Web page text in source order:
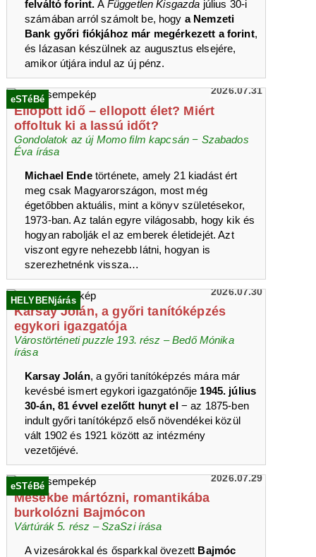
felváltó forint. AFüggetlen Kisgazda július 30-i
számában arról számolt be, hogy a Nemzeti
Bank győri fiókjához már megérkezett a forint,
és lázasan készülnek az augusztus elsejére,
amikor útjára indul az új pénz.
eSTéBé
2026.07.31
Ellopott idő – ellopott élet? Miért
offoltuk ki a lassú időt?
Gondolatok az új Momo film kapcsán − Szabados
Éva írása
Michael Endetörténete, amely 21 kiadást ért
meg csak Magyarországon, most még
égetőbben aktuális, mint a könyv születésekor,
1973-ban. Az talán egyre világosabb, hogy kik és
hogyan rabolják el az emberek életidejét. Azt
viszont egyre nehezebb látni, hogyan is
szerezhetnénk vissza…
HELYBENjárás
2026.07.30
Karsay Jolán, a győri tanítóképzés
egykori igazgatója
Várostörténeti puzzle 193. rész – Bedő Mónika
írása
Karsay Jolán, a győri tanítóképzés mára már
kevésbé ismert egykori igazgatónője 1945. július
30-án, 81 évvel ezelőtt hunyt el − az 1875-ben
indult győri tanítóképző első növendékei közül
vált 1902 és 1921 között az intézmény
vezetőjévé.
eSTéBé
2026.07.29
Mesékbe mártózni, romantikába
burkolózni Bajmócon
Vártúrák 5. rész – SzaSzi írása
A vizesárokkal és ősparkkal övezett Bajmóc